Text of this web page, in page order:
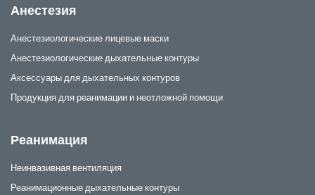
Анестезия
Анестезиологические лицевые маски
Анестезиологические дыхательные контуры
Аксессуары для дыхательных контуров
Продукция для реанимации и неотложной помощи
Реанимация
Неинвазивная вентиляция
Реанимационные дыхательные контуры